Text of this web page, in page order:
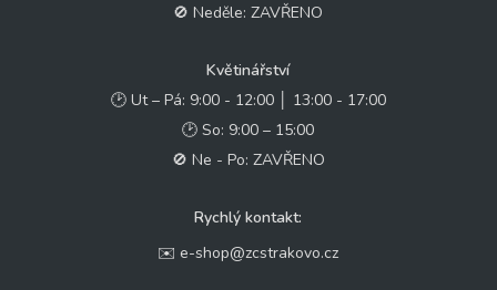
🚫 Neděle: ZAVŘENO
Květinářství
🕑 Ut – Pá: 9:00 - 12:00 │ 13:00 - 17:00
🕑 So: 9:00 – 15:00
🚫 Ne - Po: ZAVŘENO
Rychlý kontakt:
✉️ e-shop@zcstrakovo.cz